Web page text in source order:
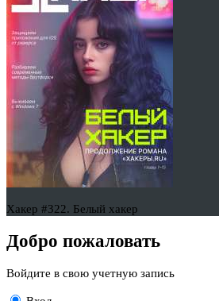
Хакер #322. Белый хакер
Добро пожаловать
Войдите в свою учетную запись